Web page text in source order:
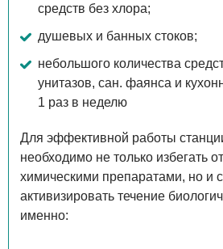
средств без хлора;
душевых и банных стоков;
небольшого количества
унитазов, сан. фаянса и
1 раз в неделю
Для эффективной работы
необходимо не только избегать
химическими препаратами, но и
активизировать течение
именно: